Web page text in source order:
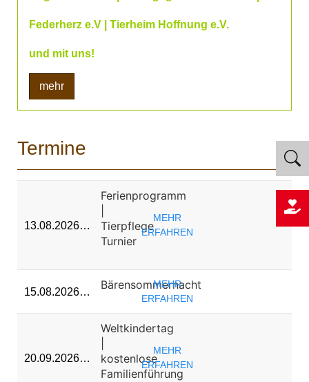
Federherz e.V | Tierheim Hoffnung e.V.
und mit uns!
mehr
Termine
13.08.2026…
Ferienprogramm
Tierpflege
Turnier
MEHR
ERFAHREN
15.08.2026… Bärensommernacht
MEHR
ERFAHREN
20.09.2026…
Weltkindertag
kostenlose
Familienführung
MEHR
ERFAHREN